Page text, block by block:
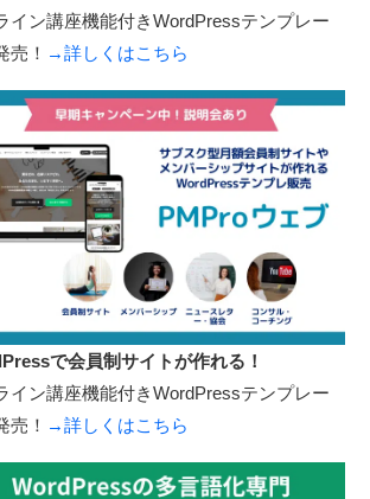
イン講座機能付きWordPressテンプレー
売！ →詳しくはこちら
で会員制サイトが作れる！
イン講座機能付きWordPressテンプレー
売！ →詳しくはこちら